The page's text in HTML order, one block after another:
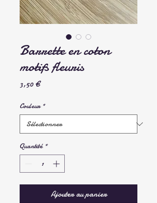
Barrette en coton
motifs fleuris
3,50 €Prix
Couleur *
Quantité *
Ajouter au panier